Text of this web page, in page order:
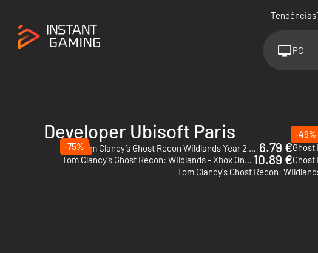
Tendências
PC
Developer Ubisoft Paris
DLC Tom Clancy’s Ghost Recon Wildlands Year 2 Pass - PC (Ubisoft Connect) 6.79 €
-49%
-75%
Tom Clancy's Ghost Recon: Wildlands - Xbox One - US 10.89 €
Tom Clancy's Ghost Recon: